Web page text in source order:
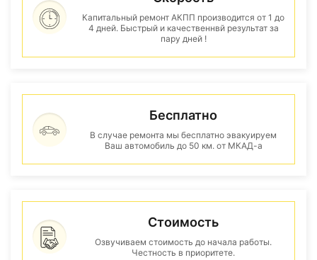
Капитальный ремонт АКПП производится от 1 до
4 дней. Быстрый и качественнвй результат за
пару дней !
Бесплатно
В случае ремонта мы бесплатно эвакуируем
Ваш автомобиль до 50 км. от МКАД-а
Стоимость
Озвучиваем стоимость до начала работы.
Честность в приоритете.